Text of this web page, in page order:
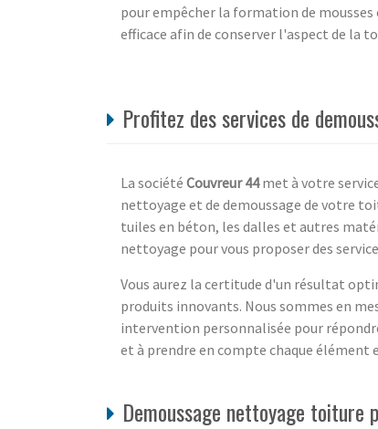
pour empêcher la formation de
efficace afin de conserver l'aspect de la
Profitez des services de
La société Couvreur 44met à votre
nettoyage et de demoussage de votre
tuiles en béton, les dalles et autres
nettoyage pour vous proposer des
Vous aurez la certitude d'un résultat
produits innovants. Nous sommes en
intervention personnalisée pour
et à prendre en compte chaque
Demoussage nettoyage